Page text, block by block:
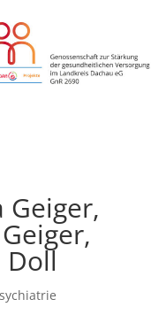
Geiger,
Doll